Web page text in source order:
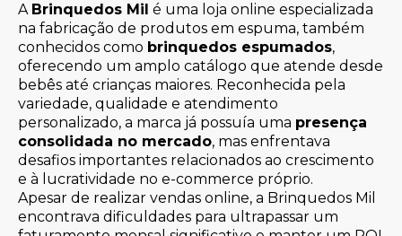
A Brinquedos Mil é uma loja online especializada
na fabricação de produtos em espuma, também
conhecidos como brinquedos espumados,
oferecendo um amplo catálogo que atende desde
bebês até crianças maiores. Reconhecida pela
variedade, qualidade e atendimento
personalizado, a marca já possuía uma presença
consolidada no mercado, mas enfrentava
desafios importantes relacionados ao crescimento
e à lucratividade no e-commerce próprio.
Apesar de realizar vendas online, a Brinquedos Mil
encontrava dificuldades para ultrapassar um